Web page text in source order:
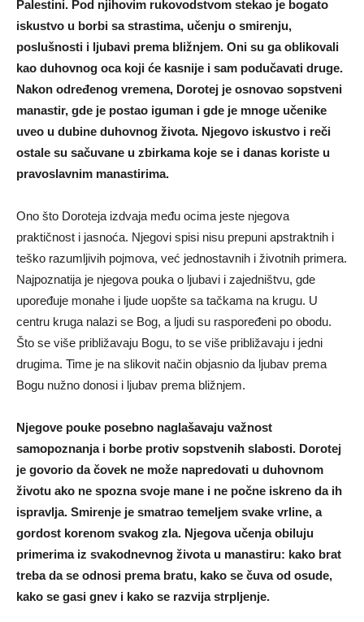
Palestini. Pod njihovim rukovodstvom stekao je bogato
iskustvo u borbi sa strastima, učenju o smirenju,
poslušnosti i ljubavi prema bližnjem. Oni su ga oblikovali
kao duhovnog oca koji će kasnije i sam podučavati druge.
Nakon određenog vremena, Dorotej je osnovao sopstveni
manastir, gde je postao iguman i gde je mnoge učenike
uveo u dubine duhovnog života. Njegovo iskustvo i reči
ostale su sačuvane u zbirkama koje se i danas koriste u
pravoslavnim manastirima.
Ono što Doroteja izdvaja među ocima jeste njegova
praktičnost i jasnoća. Njegovi spisi nisu prepuni apstraktnih i
teško razumljivih pojmova, već jednostavnih i životnih primera.
Najpoznatija je njegova pouka o ljubavi i zajedništvu, gde
upoređuje monahe i ljude uopšte sa tačkama na krugu. U
centru kruga nalazi se Bog, a ljudi su raspoređeni po obodu.
Što se više približavaju Bogu, to se više približavaju i jedni
drugima. Time je na slikovit način objasnio da ljubav prema
Bogu nužno donosi i ljubav prema bližnjem.
Njegove pouke posebno naglašavaju važnost
samopoznanja i borbe protiv sopstvenih slabosti. Dorotej
je govorio da čovek ne može napredovati u duhovnom
životu ako ne spozna svoje mane i ne počne iskreno da ih
ispravlja. Smirenje je smatrao temeljem svake vrline, a
gordost korenom svakog zla. Njegova učenja obiluju
primerima iz svakodnevnog života u manastiru: kako brat
treba da se odnosi prema bratu, kako se čuva od osude,
kako se gasi gnev i kako se razvija strpljenje.